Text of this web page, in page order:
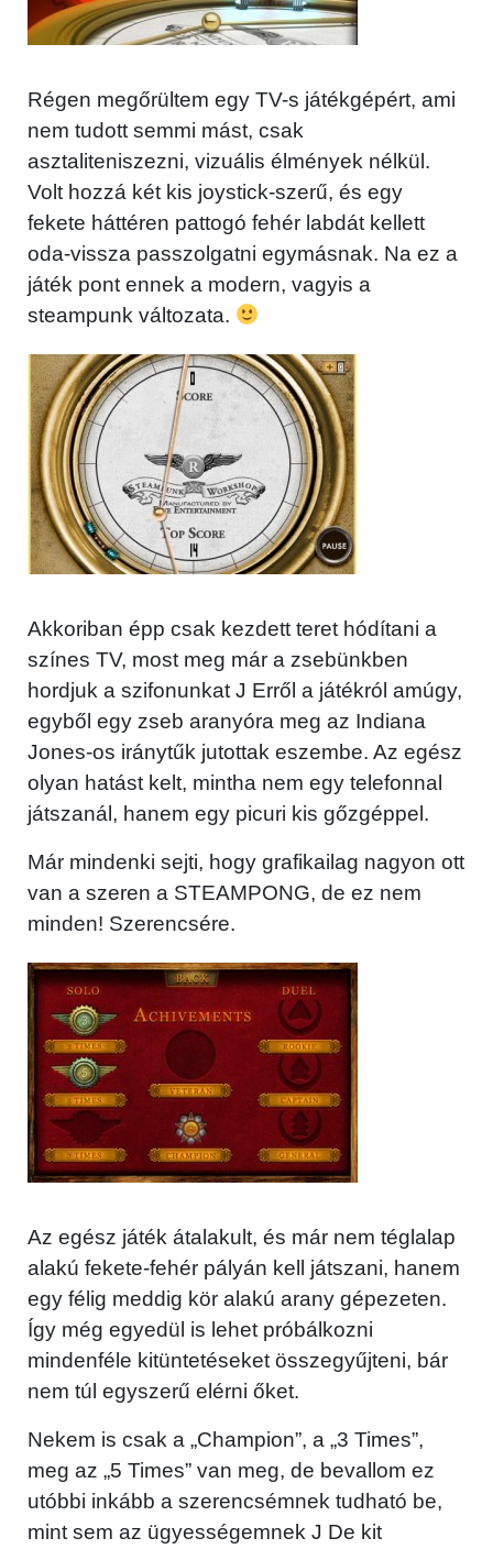
Régen megőrültem egy TV-s játékgépért, ami
nem tudott semmi mást, csak
asztaliteniszezni, vizuális élmények nélkül.
Volt hozzá két kis joystick-szerű, és egy
fekete háttéren pattogó fehér labdát kellett
oda-vissza passzolgatni egymásnak. Na ez a
játék pont ennek a modern, vagyis a
steampunk változata.
Akkoriban épp csak kezdett teret hódítani a
színes TV, most meg már a zsebünkben
hordjuk a szifonunkat J Erről a játékról amúgy,
egyből egy zseb aranyóra meg az Indiana
Jones-os iránytűk jutottak eszembe. Az egész
olyan hatást kelt, mintha nem egy telefonnal
játszanál, hanem egy picuri kis gőzgéppel.
Már mindenki sejti, hogy grafikailag nagyon ott
van a szeren a STEAMPONG, de ez nem
minden! Szerencsére.
Az egész játék átalakult, és már nem téglalap
alakú fekete-fehér pályán kell játszani, hanem
egy félig meddig kör alakú arany gépezeten.
Így még egyedül is lehet próbálkozni
mindenféle kitüntetéseket összegyűjteni, bár
nem túl egyszerű elérni őket.
Nekem is csak a „Champion”, a „3 Times”,
meg az „5 Times” van meg, de bevallom ez
utóbbi inkább a szerencsémnek tudható be,
mint sem az ügyességemnek J De kit